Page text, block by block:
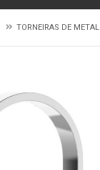
TORNEIRAS DE METAL